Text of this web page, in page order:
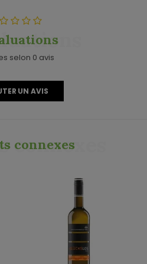
selon 0 avis
UN AVIS
connexes
connexes